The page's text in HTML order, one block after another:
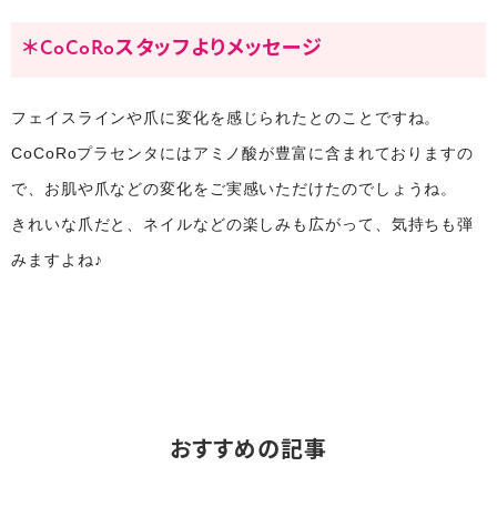
＊CoCoRoスタッフよりメッセージ
フェイスラインや爪に変化を感じられたとのことですね。
CoCoRoプラセンタにはアミノ酸が豊富に含まれておりますの
で、お肌や爪などの変化をご実感いただけたのでしょうね。
きれいな爪だと、ネイルなどの楽しみも広がって、気持ちも弾
みますよね♪
おすすめの記事